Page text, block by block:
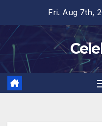
content
Fri. Aug 7th,